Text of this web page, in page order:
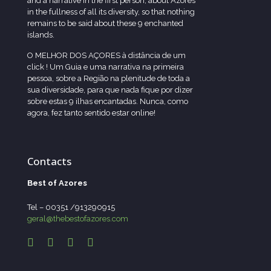
in the fullness of all its diversity, so that nothing
remains to be said about these 9 enchanted
islands.
O MELHOR DOS AÇORES à distância de um
click ! Um Guia e uma narrativa na primeira
pessoa, sobre a Região na plenitude de toda a
sua diversidade, para que nada fique por dizer
sobre estas 9 ilhas encantadas. Nunca, como
agora, fez tanto sentido estar online!
Contacts
Best of Azores
Tel – 00351 /913290915
geral@thebestofazores.com